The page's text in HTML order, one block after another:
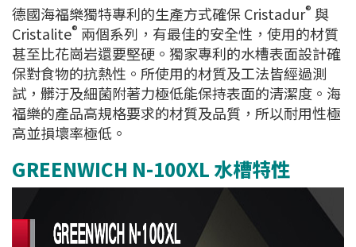
德國海福樂獨特專利的生產方式確保 Cristadur® 與
Cristalite® 兩個系列，有最佳的安全性，使用的材質
甚至比花崗岩還要堅硬。獨家專利的水槽表面設計確
保對食物的抗熱性。所使用的材質及工法皆經過測
試，髒汙及細菌附著力極低能保持表面的清潔度。海
福樂的產品高規格要求的材質及品質，所以耐用性極
高並損壞率極低。
GREENWICH N-100XL 水槽特性